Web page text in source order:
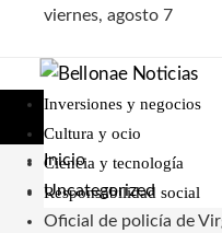
viernes, agosto 7
Inversiones y negocios
Cultura y ocio
Ciencia y tecnología
Responsabilidad social
Inicio
Uncategorized
Oficial de policía de